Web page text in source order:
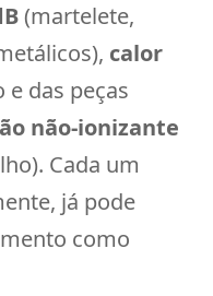
(martelete,
calor
e das peças
não-ionizante
Cada um
já pode
como